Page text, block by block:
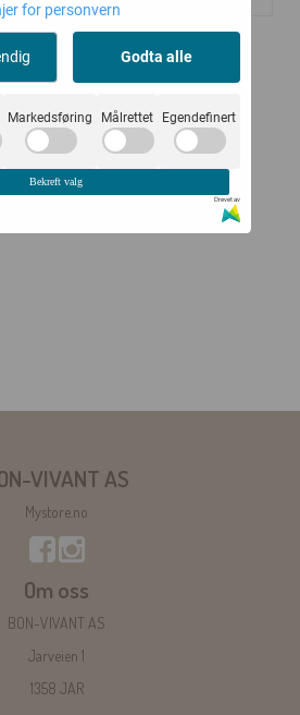
resirkulert "faux fur" eller fuskepels.
å organisere småtingene du trenger i
plastflasker fra forbrukere
skinn
VIVANT AS
Mystore.no
Om oss
BON-VIVANT AS
Jarveien 1
1358 JAR
for personvern
Godta alle
Markedsføring Målrettet Egendefinert
Bekreft valg
Drevet av